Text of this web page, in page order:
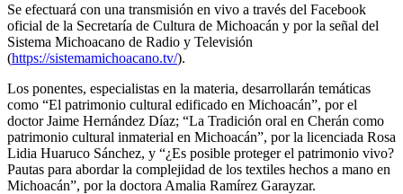
Se efectuará con una transmisión en vivo a través del Facebook
oficial de la Secretaría de Cultura de Michoacán y por la señal del
Sistema Michoacano de Radio y Televisión
(https://sistemamichoacano.tv/).
Los ponentes, especialistas en la materia, desarrollarán temáticas
como “El patrimonio cultural edificado en Michoacán”, por el
doctor Jaime Hernández Díaz; “La Tradición oral en Cherán como
patrimonio cultural inmaterial en Michoacán”, por la licenciada Rosa
Lidia Huaruco Sánchez, y “¿Es posible proteger el patrimonio vivo?
Pautas para abordar la complejidad de los textiles hechos a mano en
Michoacán”, por la doctora Amalia Ramírez Garayzar.